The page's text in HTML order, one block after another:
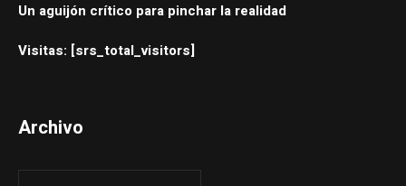
Un aguijón crítico para pinchar la realidad
Visitas: [srs_total_visitors]
Archivo